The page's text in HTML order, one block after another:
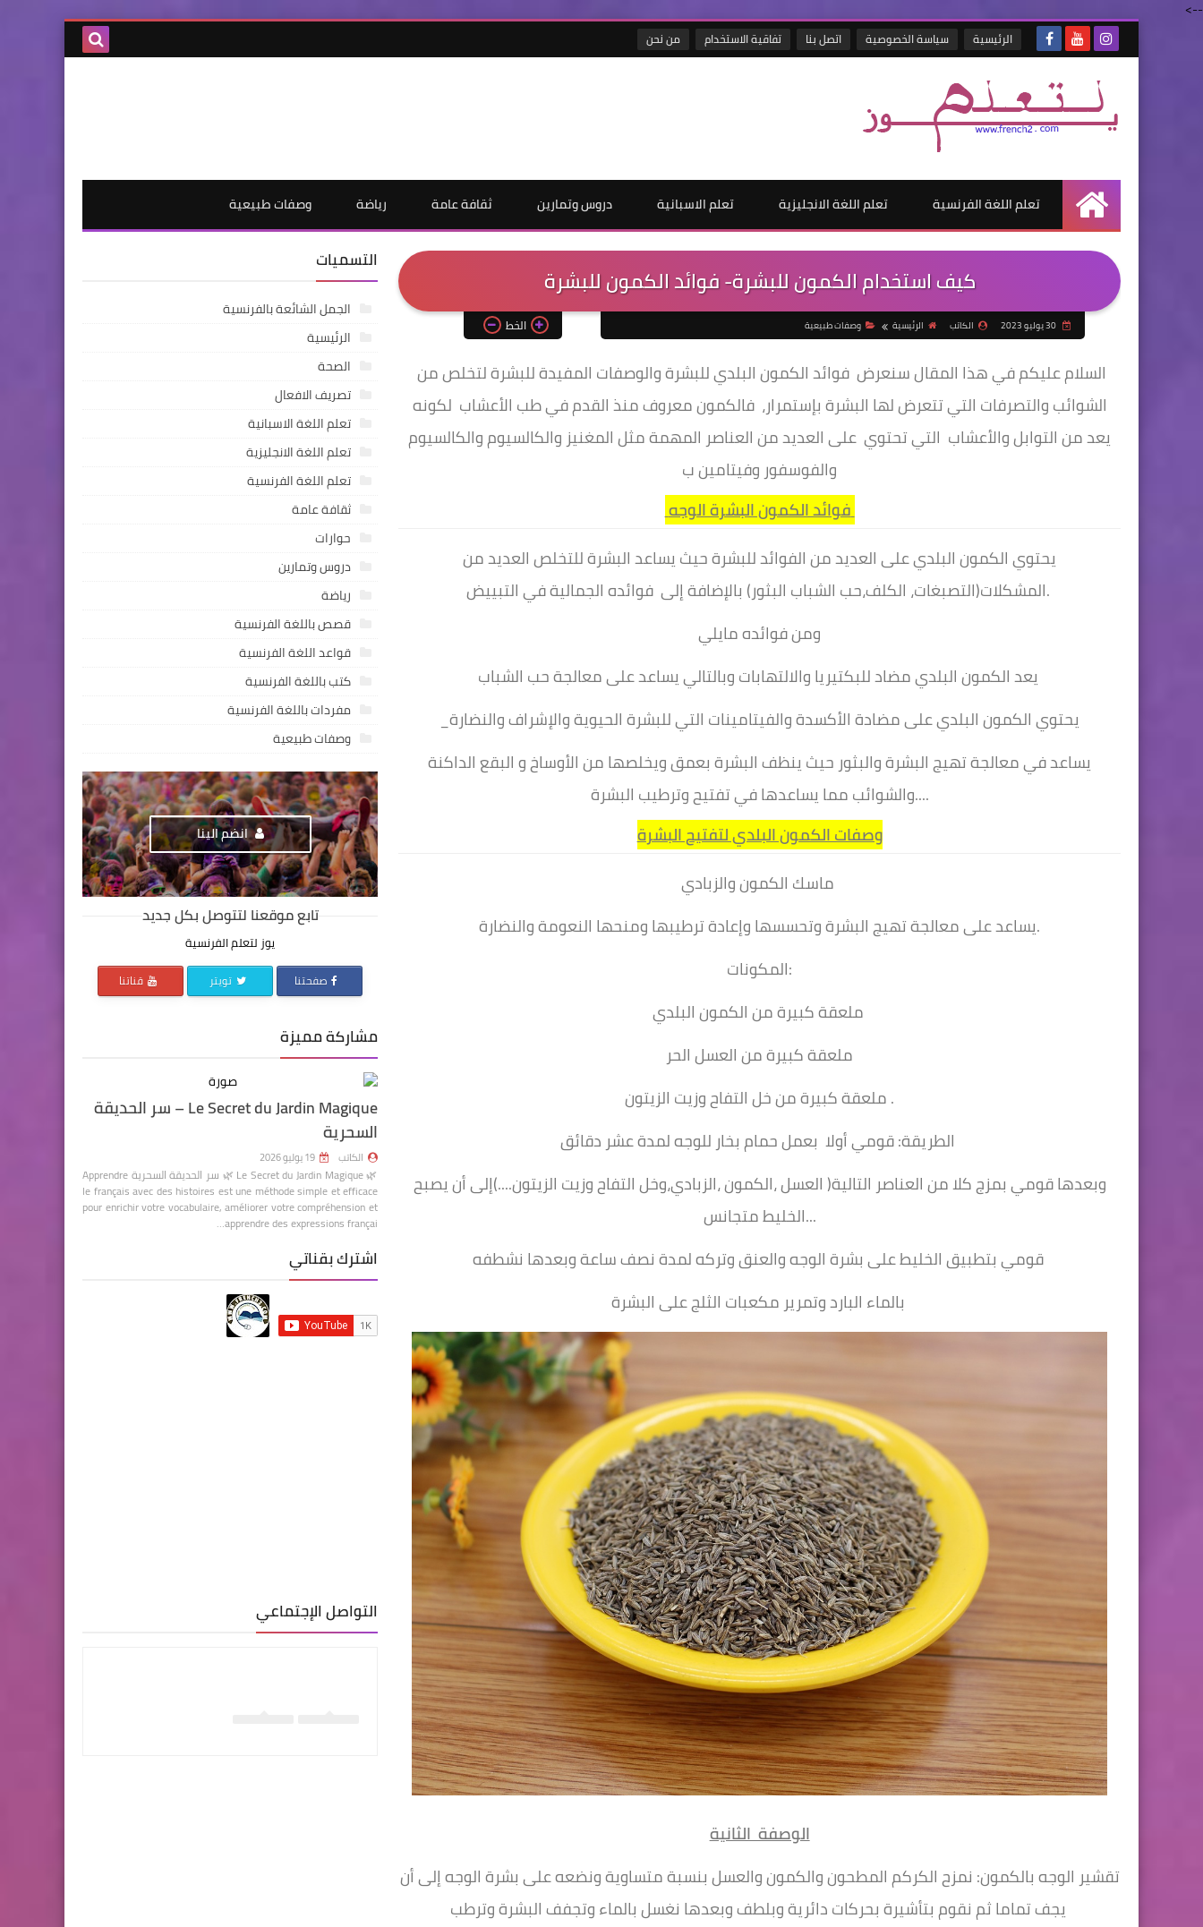
-->
الرئيسية سياسة الخصوصية اتصل بنا تفاقية الاستخدام من نحن
الرئيسية
تعلم اللغة الفرنسية تعلم اللغة الانجليزية تعلم الاسبانية دروس وتمارين ثقافة عامة رياضة وصفات طبيعية
كيف استخدام الكمون للبشرة- فوائد الكمون للبشرة
30 يوليو 2023 الكاتب الرئيسية وصفات طبيعية الخط
السلام عليكم في هذا المقال سنعرض فوائد الكمون البلدي للبشرة والوصفات المفيدة للبشرة لتخلص من
الشوائب والتصرفات التي تتعرض لها البشرة بإستمرار، فالكمون معروف منذ القدم في طب الأعشاب لكونه
يعد من التوابل والأعشاب التي تحتوي على العديد من العناصر المهمة مثل المغنيز والكالسيوم والكالسيوم
والفوسفور وفيتامين ب
فوائد الكمون البشرة الوجه
يحتوي الكمون البلدي على العديد من الفوائد للبشرة حيث يساعد البشرة للتخلص العديد من
المشكلات(التصبغات، الكلف،حب الشباب البثور) بالإضافة إلى فوائده الجمالية في التبييض.
ومن فوائده مايلي
يعد الكمون البلدي مضاد للبكتيريا والالتهابات وبالتالي يساعد على معالجة حب الشباب
_يحتوي الكمون البلدي على مضادة الأكسدة والفيتامينات التي للبشرة الحيوية والإشراف والنضارة
يساعد في معالجة تهيج البشرة والبثور حيث ينظف البشرة بعمق ويخلصها من الأوساخ و البقع الداكنة
والشوائب مما يساعدها في تفتيح وترطيب البشرة....
وصفات الكمون البلدي لتفتيح البشرة
يساعد على معالجة تهيج البشرة وتحسسها وإعادة ترطيبها ومنحها النعومة والنضارة.
المكونات:
ملعقة كبيرة من العسل الحر
ملعقة كبيرة من خل التفاح وزيت الزيتون .
وبعدها قومي بمزج كلا من العناصر التالية( العسل ،الكمون ،الزبادي،وخل التفاح وزيت الزيتون....)إلى أن يصبح
الخليط متجانس...
قومي بتطبيق الخليط على بشرة الوجه والعنق وتركه لمدة نصف ساعة وبعدها نشطفه
الوصفة الثانية
تقشير الوجه بالكمون: نمزح الكركم المطحون والكمون والعسل بنسبة متساوية ونضعه على بشرة الوجه إلى أن
يجف تماما ثم نقوم بتأشيرة بحركات دائرية وبلطف وبعدها نغسل بالماء وتجفف البشرة وترطب
التسميات
الجمل الشائعة بالفرنسية
الرئيسية
الصحة
تصريف الافعال
تعلم اللغة الاسبانية
تعلم اللغة الانجليزية
تعلم اللغة الفرنسية
ثقافة عامة
حوارات
دروس وتمارين
رياضة
قصص باللغة الفرنسية
قواعد اللغة الفرنسية
كتب باللغة الفرنسية
مفردات باللغة الفرنسية
وصفات طبيعية
انضم الينا
تابع موقعنا لتتوصل بكل جديد
يوز لتعلم الفرنسية
صفحتنا تويتر قناتنا
مشاركة مميزة
Le Secret du Jardin Magique – سر الحديقة
السحرية
الكاتب 19 يوليو 2026
🌿 Le Secret du Jardin Magique 🌿 سر الحديقة السحرية Apprendre
le français avec des histoires est une méthode simple et efficace
pour enrichir votre vocabulaire, améliorer votre compréhension et
apprendre des expressions françai…
اشترك بقناتي
التواصل الإجتماعي